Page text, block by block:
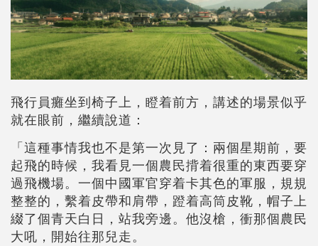
飛行員癱坐到椅子上，瞪着前方，講述的場景似乎
就在眼前，繼續說道：
「這種事情我也不是第一次見了：兩個星期前，要
起飛的時候，我看見一個農民揹着很重的東西要穿
過飛機場。一個中國軍官穿着卡其色的軍服，規規
整整的，繫着皮帶和肩帶，蹬着高筒皮靴，帽子上
綴了個青天白日，站我旁邊。他沒槍，衝那個農民
大吼，開始往那兒走。